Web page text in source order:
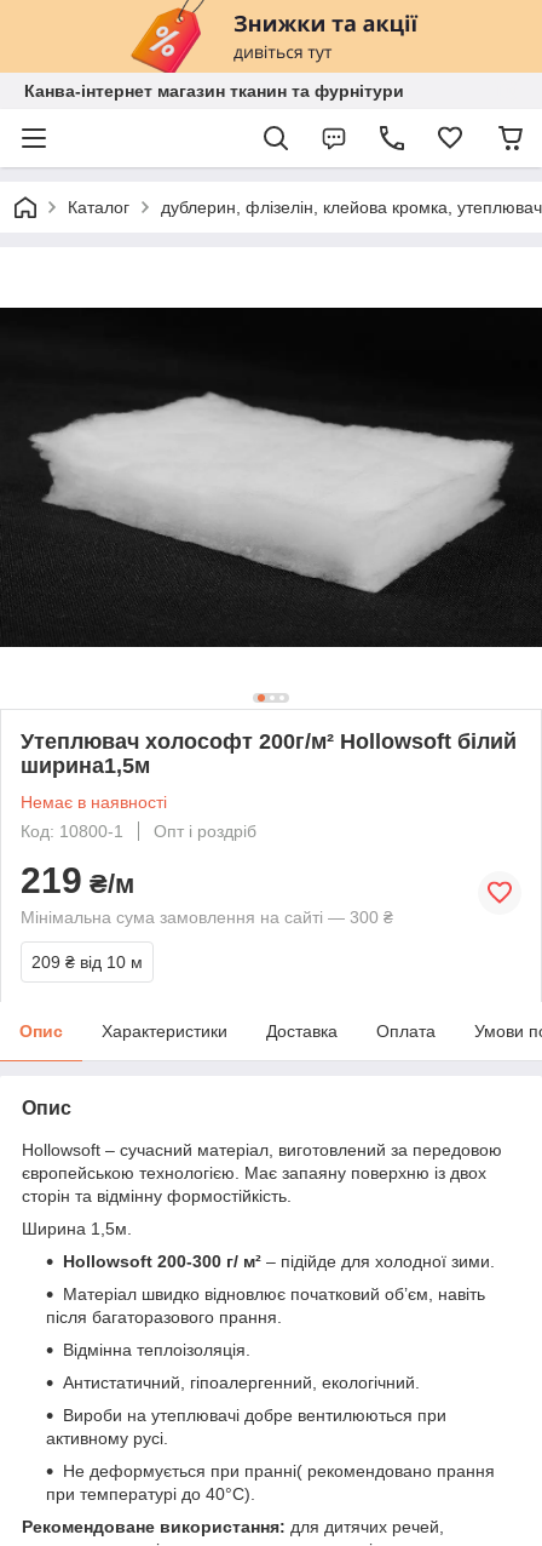
Канва-інтернет магазин тканин та фурнітури
Каталог дублерин, флізелін, клейова кромка, утеплювач
Утеплювач холософт 200г/м² Hollowsoft білий
ширина1,5м
Немає в наявності
Код: 10800-1
Опт і роздріб
219 ₴/м
Мінімальна сума замовлення на сайті — 300 ₴
209 ₴ від 10 м
Опис Характеристики Доставка Оплата Умови
Опис
Hollowsoft – сучасний матеріал, виготовлений за передовою
європейською технологією. Має запаяну поверхню із двох
сторін та відмінну формостійкість.
Ширина 1,5м.
Hollowsoft 200-300 г/ м² – підійде для холодної зими.
Матеріал швидко відновлює початковий об’єм, навіть
після багаторазового прання.
Відмінна теплоізоляція.
Антистатичний, гіпоалергенний, екологічний.
Вироби на утеплювачі добре вентилюються при
активному русі.
Не деформується при пранні( рекомендовано прання
при температурі до 40°C).
Рекомендоване використання: для дитячих речей,